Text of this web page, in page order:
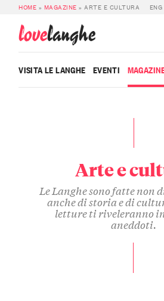
HOME » MAGAZINE »ARTE E CULTURA ENG
lovelanghe
VISITA LE LANGHE EVENTI
Arte e
Le Langhe sono fatte non
anche di storia e di
letture ti riveleranno
aneddoti.